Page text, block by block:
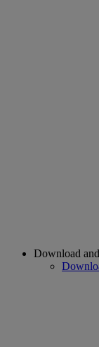
Download